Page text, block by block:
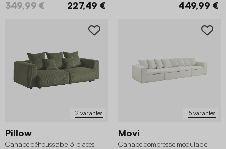
349,99 € 227,49 € 449,99 €
2 variantes
Pillow
Canapé déhoussable 3 places
5 variantes
Movi
Canapé compressé modulable